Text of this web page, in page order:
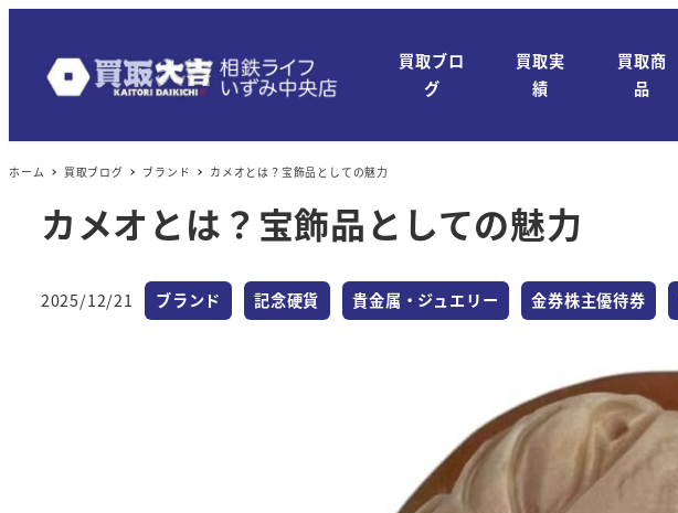
買取ブロ
グ
買取実
績
買取商
品
ホーム 買取ブログ ブランド カメオとは？宝飾品としての魅力
カメオとは？宝飾品としての魅力
投稿日
2025/12/21 カテゴリー
ブランド カテゴリー
記念硬貨 カテゴリー
貴金属・ジュエリー カテゴリー
金券株主優待券